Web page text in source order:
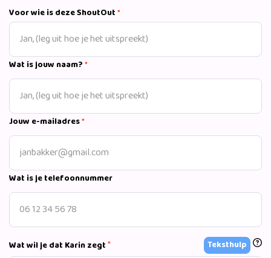
Voor wie is deze ShoutOut*
Wat is jouw naam?*
Jouw e-mailadres*
Wat is je telefoonnummer
Wat wil je dat Karin zegt* Teksthulp